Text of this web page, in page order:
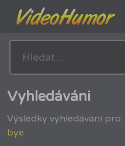
Vyhledáváni
Výsledky vyhledávání pro:
bye